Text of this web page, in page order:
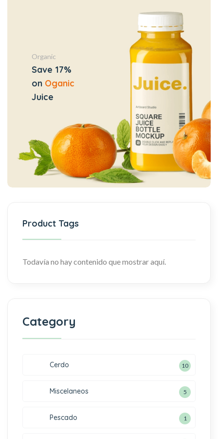
Organic
Save 17%
on Oganic
Juice
Product Tags
Todavía no hay contenido que mostrar aquí.
Category
Cerdo 10
Miscelaneos 5
Pescado 1